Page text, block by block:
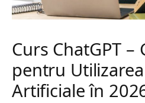
Curs ChatGPT
pentru
Artificiale în